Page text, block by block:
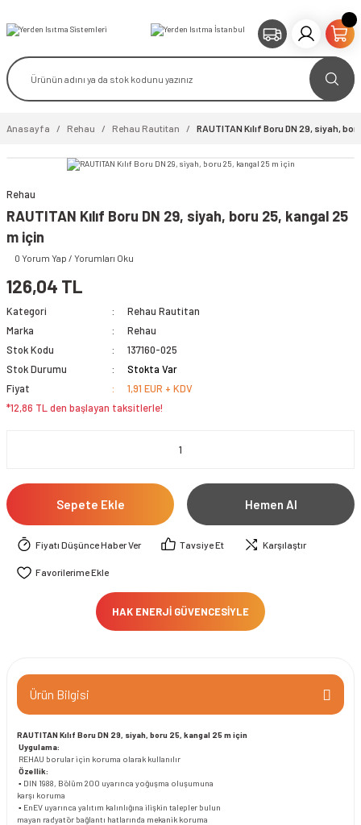
Anasayfa Rehau Rehau Rautitan RAUTITAN Kılıf Boru DN 29, siyah,
Rehau
RAUTITAN Kılıf Boru DN 29, siyah, boru 25, kangal 25
m için
0 Yorum Yap / Yorumları Oku
126,04 TL
Kategori
Rehau Rautitan
Marka
Rehau
Stok Kodu
137160-025
Stok Durumu
Stokta Var
Fiyat
1,91 EUR + KDV
*12,86 TL den başlayan taksitlerle!
Sepete Ekle Hemen Al
Fiyatı Düşünce Haber Ver Tavsiye Et Karşılaştır
HAK ENERJİ GÜVENCESİYLE
Ürün Bilgisi
RAUTITAN Kılıf Boru DN 29, siyah, boru 25, kangal 25 m için
Uygulama:
REHAU borular için koruma olarak kullanılır
Özellik:
▪ DIN 1988, Bölüm 200 uyarınca yoğuşma oluşumuna
karşı koruma
▪ EnEV uyarınca yalıtım kalınlığına ilişkin talepler bulun
mayan radyatör bağlantı hatlarında mekanik koruma